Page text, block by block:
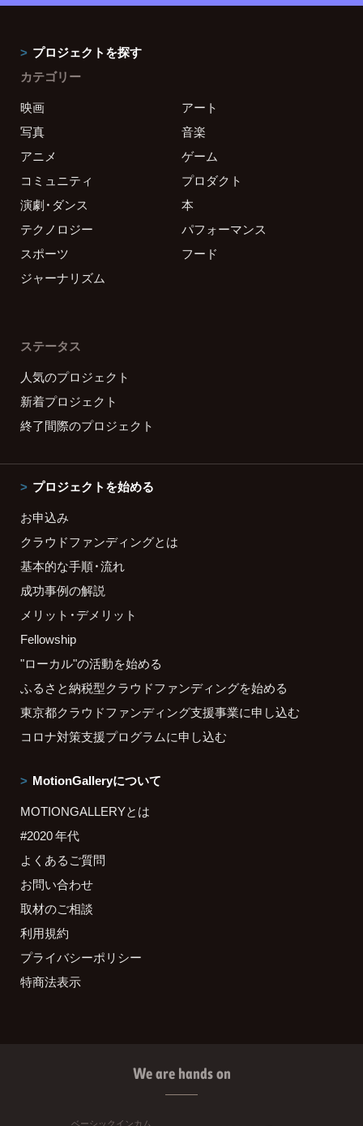
プロジェクトを探す
カテゴリー
映画
アート
写真
音楽
アニメ
ゲーム
コミュニティ
プロダクト
演劇・ダンス
本
テクノロジー
パフォーマンス
スポーツ
フード
ジャーナリズム
ステータス
人気のプロジェクト
新着プロジェクト
終了間際のプロジェクト
プロジェクトを始める
お申込み
クラウドファンディングとは
基本的な手順・流れ
成功事例の解説
メリット・デメリット
Fellowship
"ローカル"の活動を始める
ふるさと納税型クラウドファンディングを始める
東京都クラウドファンディング支援事業に申し込む
コロナ対策支援プログラムに申し込む
MotionGalleryについて
MOTIONGALLERYとは
#2020 年代
よくあるご質問
お問い合わせ
取材のご相談
利用規約
プライバシーポリシー
特商法表示
We are hands on
ベーシックインカム